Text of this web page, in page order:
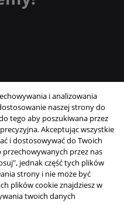
M.KARLIŃSKI
i analizowania
naszej strony do
tego aby poszukiwana przez
Akceptując wszystkie
i dostosowywać do Twoich
przez nas
jednak część tych plików
strony i nie może być
plików cookie znajdziesz w
twoich danych